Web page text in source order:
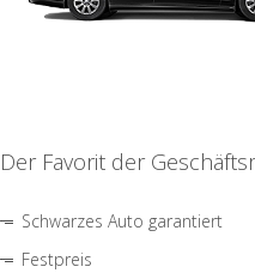
Der Favorit der
Schwarzes Auto garantiert
Festpreis